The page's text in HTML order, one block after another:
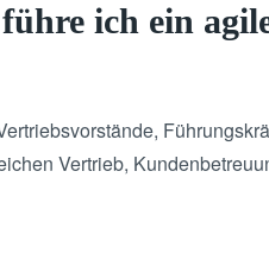
ich ein
Vertrieb,